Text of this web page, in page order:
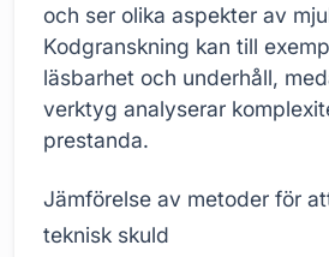
och ser olika aspekter av
Kodgranskning kan till
läsbarhet och underhåll,
verktyg analyserar
prestanda.
Jämförelse av metoder för
teknisk skuld